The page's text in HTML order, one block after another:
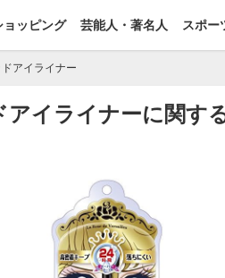
ョッピング 芸能人・著名人 スポー
アイライナー
イライナーに関す